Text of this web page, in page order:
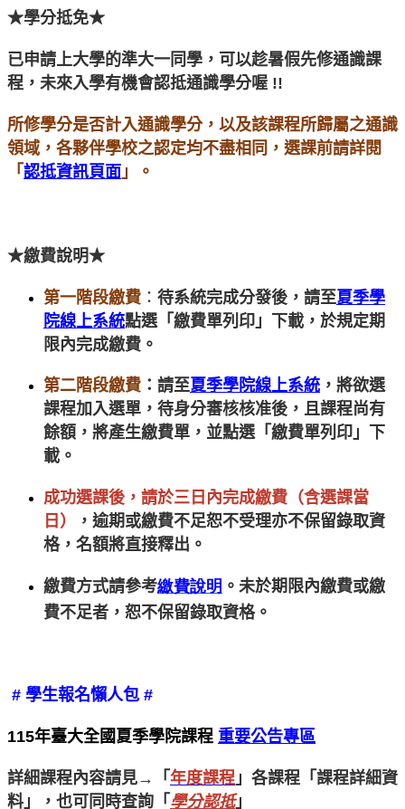
★學分抵免★
已申請上大學的準大一同學，可以趁暑假先修通識課
程，未來入學有機會認抵通識學分喔 !!
所修學分是否計入通識學分，以及該課程所歸屬之通識
領域，各夥伴學校之認定均不盡相同，選課前請詳閱
「 認抵資訊頁面 」。
★繳費說明★
第一階段繳費 ： 待系統完成分發後，請至夏季學
院線上系統點選「繳費單列印」下載，於規定期
限內完成繳費。
第二階段繳費 ： 請至夏季學院線上系統 ，將欲選
課程加入選單，待身分審核核准後，且課程尚有
餘額，將產生繳費單，並點選「繳費單列印」下
載。
成功選課後，請於三日內完成繳費（含選課當
日）
，逾期或繳費不足恕不受理亦不保留錄取資
格，名額將直接釋出。
繳費方式請參考繳費說明 。未於期限內繳費或繳
費不足者，恕不保留錄取資格。
# 學生報名懶人包 #
115年臺大全國夏季學院課程 重要公告專區
詳細課程內容請見→「 年度課程 」各課程「課程詳細資
料」，也可同時查詢「 學分認抵」